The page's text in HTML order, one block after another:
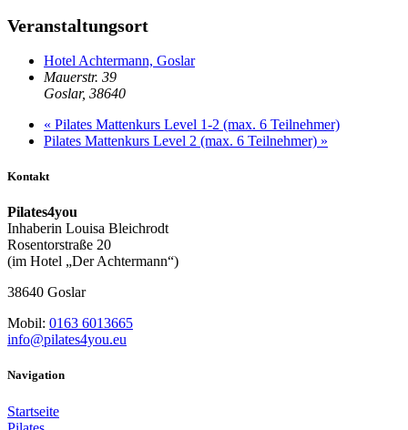
Veranstaltungsort
Hotel Achtermann, Goslar
Mauerstr. 39
Goslar, 38640
« Pilates Mattenkurs Level 1-2 (max. 6 Teilnehmer)
Pilates Mattenkurs Level 2 (max. 6 Teilnehmer) »
Kontakt
Pilates4you
Inhaberin Louisa Bleichrodt
Rosentorstraße 20
(im Hotel „Der Achtermann“)
38640 Goslar
Mobil: 0163 6013665
info@pilates4you.eu
Navigation
Startseite